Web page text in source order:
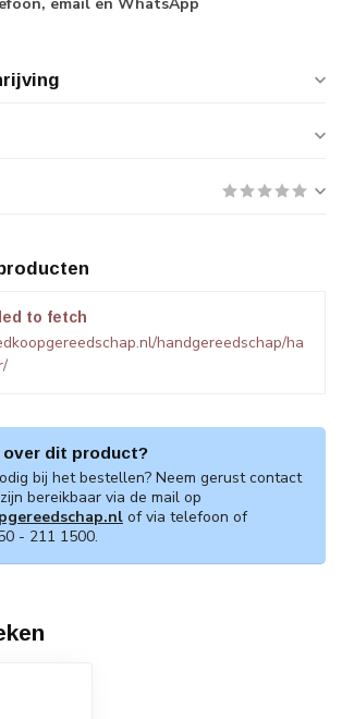
to fetch
handgereedschap/ha
over dit product?
bij het bestellen? Neem gerust contact
bereikbaar via de mail op
of via telefoon of
- 211 1500.